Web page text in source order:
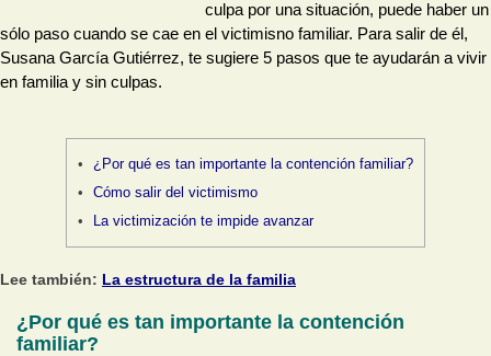
culpa por una situación, puede haber un
sólo paso cuando se cae en el victimisno familiar. Para salir de él,
Susana García Gutiérrez, te sugiere 5 pasos que te ayudarán a vivir
en familia y sin culpas.
¿Por qué es tan importante la contención familiar?
Cómo salir del victimismo
La victimización te impide avanzar
Lee también: La estructura de la familia
¿Por qué es tan importante la contención
familiar?